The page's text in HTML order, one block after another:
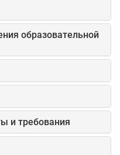
образовательной
и требования